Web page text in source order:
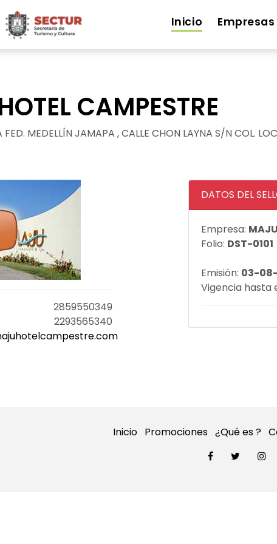
Inicio Empresas
CAMPESTRE
FED. MEDELLÍN JAMAPA , CALLE CHON LAYNA S/N COL.
2859550349
2293565340
DATOS DEL
Empresa:
Folio: DST-0101
Emisión: 03-
Vigencia hasta
Inicio Promociones ¿Qué es ?